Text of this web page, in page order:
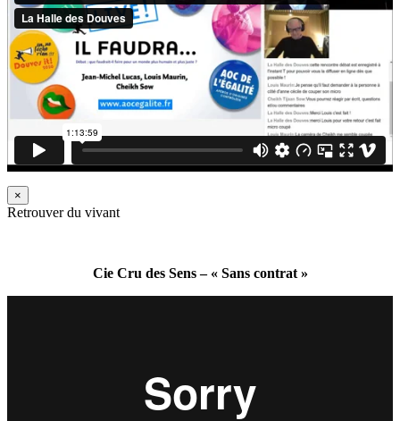
×
Retrouver du vivant
Cie Cru des Sens – « Sans contrat »